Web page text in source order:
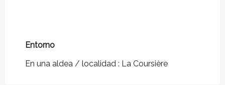
Entorno
Entorno
En una aldea / localidad : La Coursière